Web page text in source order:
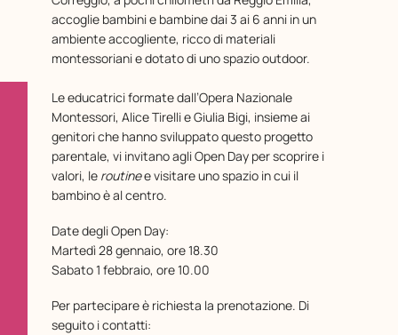
accoglie bambini e bambine dai 3 ai 6 anni in un
ambiente accogliente, ricco di materiali
montessoriani e dotato di uno spazio outdoor.
Le educatrici formate dall’Opera Nazionale
Montessori, Alice Tirelli e Giulia Bigi, insieme ai
genitori che hanno sviluppato questo progetto
parentale, vi invitano agli Open Day per scoprire i
valori, le routinee visitare uno spazio in cui il
bambino è al centro.
Date degli Open Day:
Martedì 28 gennaio, ore 18.30
Sabato 1 febbraio, ore 10.00
Per partecipare è richiesta la prenotazione. Di
seguito i contatti: